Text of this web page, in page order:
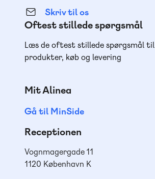
Skriv til os
Oftest stillede spørgsmål
Læs de oftest stillede spørgsmål
produkter, køb og levering
Mit Alinea
Gå til MinSide
Receptionen
Vognmagergade 11
1120 København K